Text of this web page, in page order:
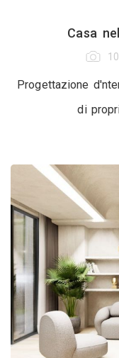
Casa
10
Progettazione
di